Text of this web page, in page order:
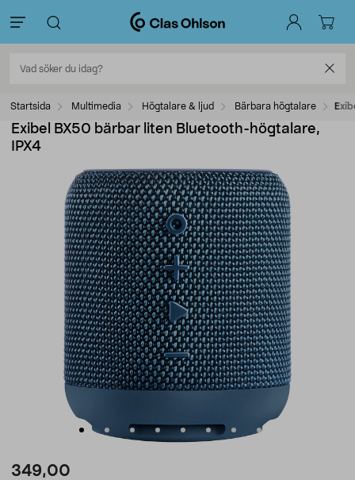
Startsida Multimedia Högtalare & ljud Bärbara högtalare
Exibel BX50 bärbar liten Bluetooth-högtalare,
IPX4
349,00